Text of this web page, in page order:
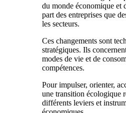
du monde économique et
part des entreprises que
les secteurs.
Ces changements sont
stratégiques. Ils
modes de vie et de
compétences.
Pour impulser, orienter,
une transition écologique
différents leviers et